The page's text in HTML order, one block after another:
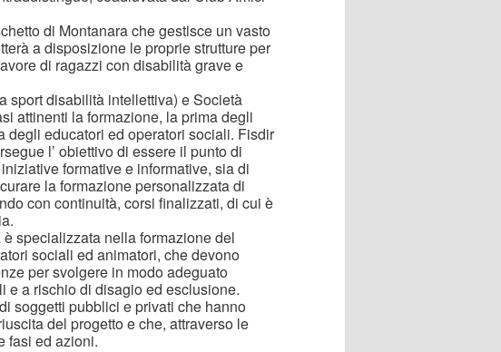
di Montanara che gestisce un vasto
a disposizione le proprie strutture per
di ragazzi con disabilità grave e
sport disabilità intellettiva) e Società
attinenti la formazione, la prima degli
degli educatori ed operatori sociali. Fisdir
l’ obiettivo di essere il punto di
formative e informative, sia di
la formazione personalizzata di
con continuità, corsi finalizzati, di cui è
specializzata nella formazione del
sociali ed animatori, che devono
per svolgere in modo adeguato
e a rischio di disagio ed esclusione.
soggetti pubblici e privati che hanno
del progetto e che, attraverso le
fasi ed azioni.